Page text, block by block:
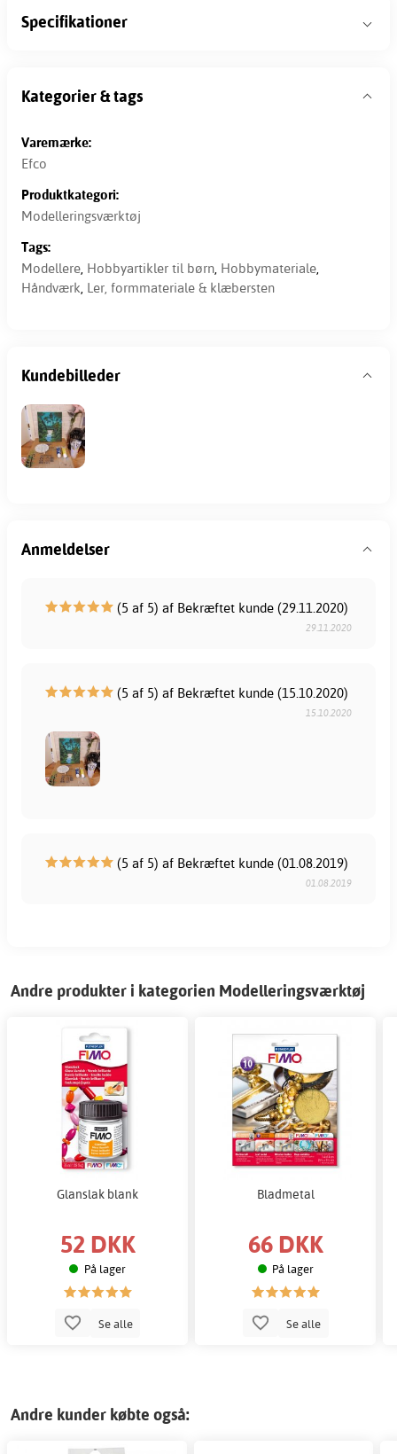
Specifikationer
Kategorier & tags
Varemærke:
Efco
Produktkategori:
Modelleringsværktøj
Tags:
Modellere Hobbyartikler til børn Hobbymateriale
Håndværk Ler, formmateriale & klæbersten
Kundebilleder
Anmeldelser
(5 af 5) af Bekræftet kunde (29.11.2020)
29.11.2020
(5 af 5) af Bekræftet kunde (15.10.2020)
15.10.2020
(5 af 5) af Bekræftet kunde (01.08.2019)
01.08.2019
Andre produkter i kategorien Modelleringsværktøj
Glanslak blank
52 DKK
På lager
Se alle
Bladmetal
66 DKK
På lager
Se alle
Andre kunder købte også: